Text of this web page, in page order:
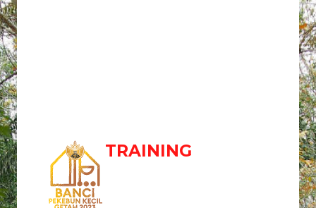
TRAINING